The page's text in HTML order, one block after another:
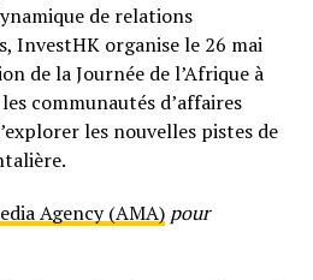
de relations
InvestHK organise le 26 mai
de la Journée de l’Afrique à
communautés d’affaires
les nouvelles pistes de
Agency (AMA)pour